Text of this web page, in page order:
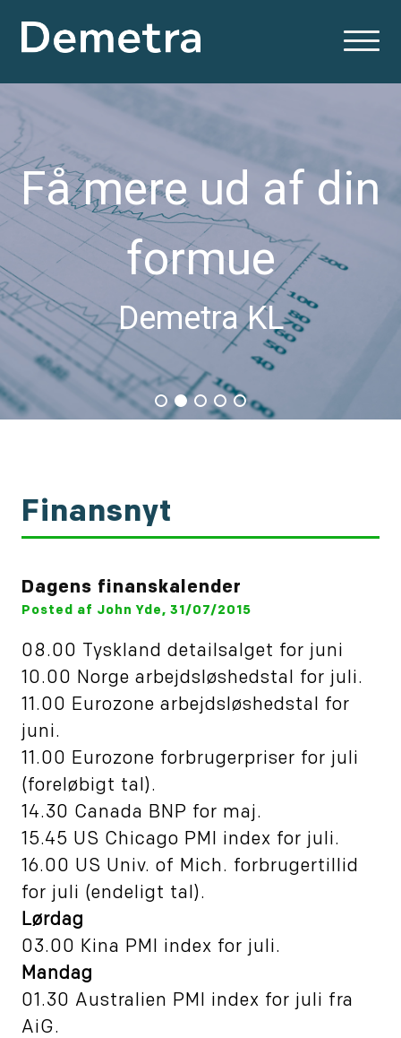
Få mere ud af din
formue
Demetra KL
Finansnyt
Dagens finanskalender
Posted af John Yde, 31/07/2015
08.00 Tyskland detailsalget for juni
10.00 Norge arbejdsløshedstal for juli.
11.00 Eurozone arbejdsløshedstal for
juni.
11.00 Eurozone forbrugerpriser for juli
(foreløbigt tal).
14.30 Canada BNP for maj.
15.45 US Chicago PMI index for juli.
16.00 US Univ. of Mich. forbrugertillid
for juli (endeligt tal).
Lørdag
03.00 Kina PMI index for juli.
Mandag
01.30 Australien PMI index for juli fra
AiG.